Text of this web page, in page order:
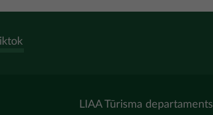
LIAA Tūrisma departaments